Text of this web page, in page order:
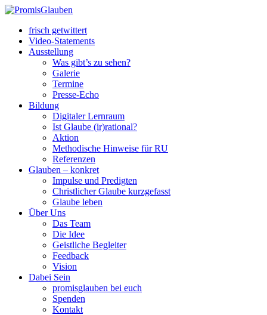
frisch getwittert
Video-Statements
Ausstellung
Was gibt’s zu sehen?
Galerie
Termine
Presse-Echo
Bildung
Digitaler Lernraum
Ist Glaube (ir)rational?
Aktion
Methodische Hinweise für RU
Referenzen
Glauben – konkret
Impulse und Predigten
Christlicher Glaube kurzgefasst
Glaube leben
Über Uns
Das Team
Die Idee
Geistliche Begleiter
Feedback
Vision
Dabei Sein
promisglauben bei euch
Spenden
Kontakt